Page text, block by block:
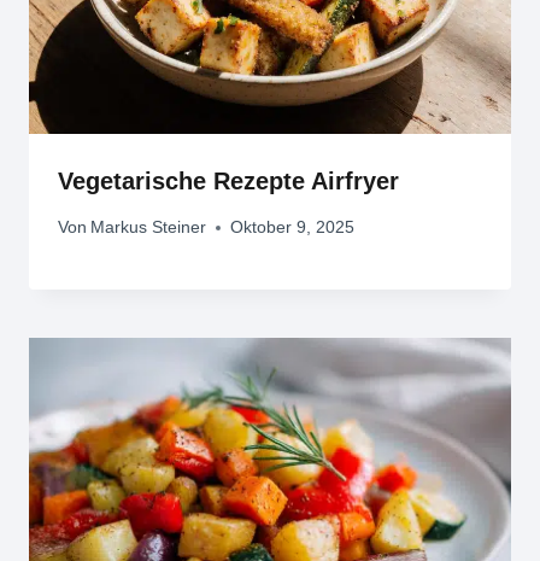
Vegetarische Rezepte Airfryer
Von Markus Steiner Oktober 9, 2025